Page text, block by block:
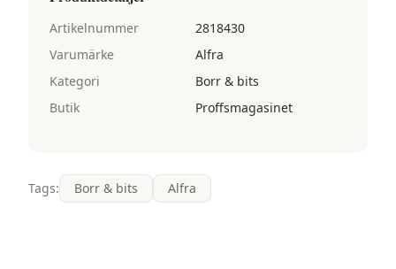
Artikelnummer
2818430
Varumärke
Alfra
Kategori
Borr & bits
Butik
Proffsmagasinet
Tags: Borr & bits Alfra